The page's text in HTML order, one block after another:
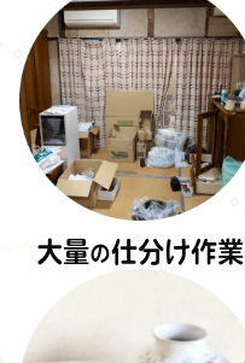
大量の仕分け作業